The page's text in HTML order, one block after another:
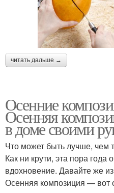
читать дальше →
Осенние
Осенняя
в доме своими
Что может быть лучше, чем
Как ни крути, эта пора года
вдохновение. Давайте же
Осенняя композиция — вот